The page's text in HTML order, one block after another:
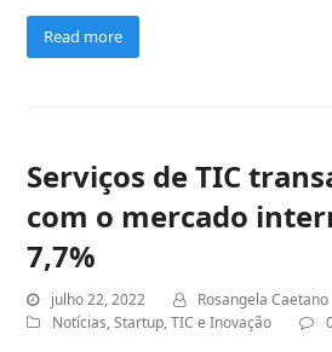
Read more
Serviços de TIC
com o mercado
7,7%
julho 22, 2022
Rosangela Caetano
Notícias,Startup,TIC e Inovação